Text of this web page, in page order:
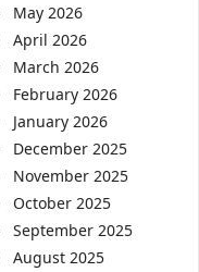
May 2026
April 2026
March 2026
February 2026
January 2026
December 2025
November 2025
October 2025
September 2025
August 2025